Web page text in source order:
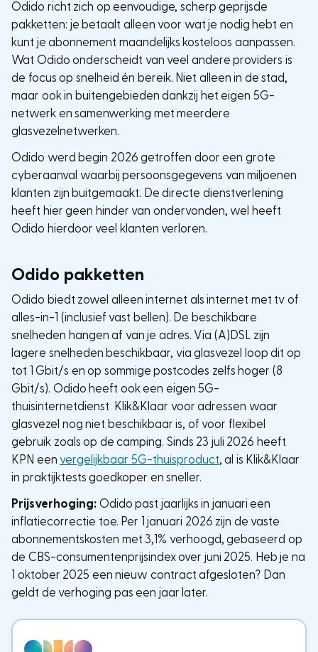
Odido richt zich op eenvoudige, scherp geprijsde
pakketten: je betaalt alleen voor wat je nodig hebt en
kunt je abonnement maandelijks kosteloos aanpassen.
Wat Odido onderscheidt van veel andere providers is
de focus op snelheid én bereik. Niet alleen in de stad,
maar ook in buitengebieden dankzij het eigen 5G-
netwerk en samenwerking met meerdere
glasvezelnetwerken.
Odido werd begin 2026 getroffen door een grote
cyberaanval waarbij persoonsgegevens van miljoenen
klanten zijn buitgemaakt. De directe dienstverlening
heeft hier geen hinder van ondervonden, wel heeft
Odido hierdoor veel klanten verloren.
Odido pakketten
Odido biedt zowel alleen internet als internet met tv of
alles-in-1 (inclusief vast bellen). De beschikbare
snelheden hangen af van je adres. Via (A)DSL zijn
lagere snelheden beschikbaar, via glasvezel loop dit op
tot 1 Gbit/s en op sommige postcodes zelfs hoger (8
Gbit/s). Odido heeft ook een eigen 5G-
thuisinternetdienst Klik&Klaar voor adressen waar
glasvezel nog niet beschikbaar is, of voor flexibel
gebruik zoals op de camping. Sinds 23 juli 2026 heeft
KPN een vergelijkbaar 5G-thuisproduct, al is Klik&Klaar
in praktijktests goedkoper en sneller.
Prijsverhoging: Odido past jaarlijks in januari een
inflatiecorrectie toe. Per 1 januari 2026 zijn de vaste
abonnementskosten met 3,1% verhoogd, gebaseerd op
de CBS-consumentenprijsindex over juni 2025. Heb je na
1 oktober 2025 een nieuw contract afgesloten? Dan
geldt de verhoging pas een jaar later.